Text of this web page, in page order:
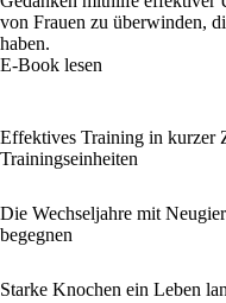
von Frauen zu überwinden,
haben.
E-Book lesen
Effektives Training in kurzer
Trainingseinheiten
Die Wechseljahre mit
begegnen
Starke Knochen ein Leben